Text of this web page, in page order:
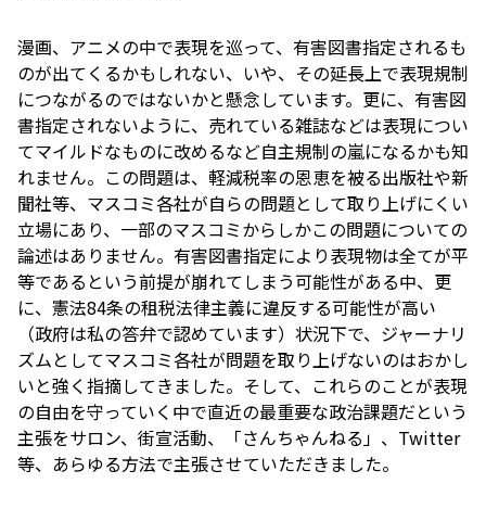
漫画、アニメの中で表現を巡って、有害図書指定されるも
のが出てくるかもしれない、いや、その延長上で表現規制
につながるのではないかと懸念しています。更に、有害図
書指定されないように、売れている雑誌などは表現につい
てマイルドなものに改めるなど自主規制の嵐になるかも知
れません。この問題は、軽減税率の恩恵を被る出版社や新
聞社等、マスコミ各社が自らの問題として取り上げにくい
立場にあり、一部のマスコミからしかこの問題についての
論述はありません。有害図書指定により表現物は全てが平
等であるという前提が崩れてしまう可能性がある中、更
に、憲法84条の租税法律主義に違反する可能性が高い
（政府は私の答弁で認めています）状況下で、ジャーナリ
ズムとしてマスコミ各社が問題を取り上げないのはおかし
いと強く指摘してきました。そして、これらのことが表現
の自由を守っていく中で直近の最重要な政治課題だという
主張をサロン、街宣活動、「さんちゃんねる」、Twitter
等、あらゆる方法で主張させていただきました。